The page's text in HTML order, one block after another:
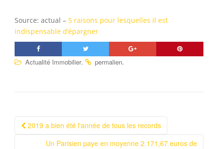
Source: actual – 5 raisons pour lesquelles il est
indispensable d’épargner
Actualité Immobilier. permalien.
Navigation Article
2019 a bien été l'année de tous les records
Un Parisien paye en moyenne 2.171,67 euros de